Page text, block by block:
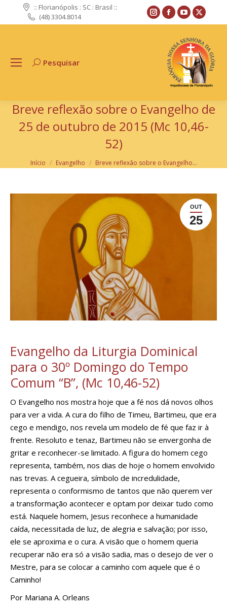
:: Florianópolis : SC : Brasil ::
(48) 3304.8014
Instagram
page
new
window
Facebook
page
opens
in
new
window
YouTube
page
opens
in
new
window
X
page
in
new
Search:Pesquisar
Breve reflexão sobre o Evangelho de
25 de outubro de 2015 (Mc 10,46-
52)
Você está aqui:
Início Evangelho Breve reflexão sobre o Evangelho…
OUT
25
Evangelho da Liturgia Dominical
para o 30º Domingo do Tempo
Comum “B”, (Mc 10,46-52)
O Evangelho nos mostra hoje que a fé nos dá novos olhos
para ver a vida. A cura do filho de Timeu, Bartimeu, que era
cego e mendigo, nos revela um modelo de fé que faz ir à
frente. Resoluto e tenaz, Bartimeu não se envergonha de
gritar e reconhecer-se limitado. A figura do homem cego
representa, também, nos dias de hoje o homem envolvido
nas trevas. A cegueira, símbolo de incredulidade,
representa o conformismo de tantos que não querem ver
a transformação acontecer e optam por deixar tudo como
está. Naquele homem, Jesus reconhece a humanidade
caída, necessitada de luz, de alegria e salvação; por isso,
ele se aproxima e o cura. A visão que o homem queria
recuperar não era só a visão sadia, mas o desejo de ver o
Mestre, para se colocar a caminho com aquele que é o
Caminho!
Por Mariana A. Orleans